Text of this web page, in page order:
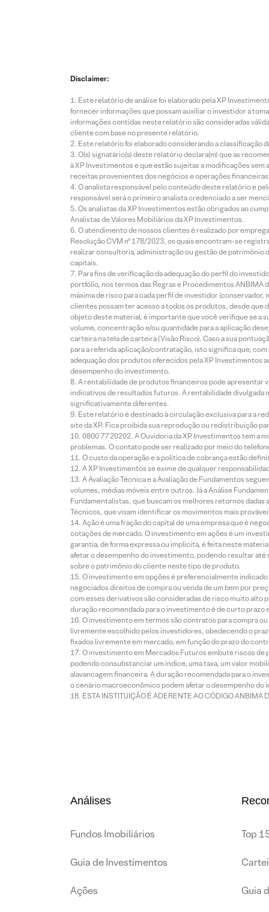
Disclaimer:
Este relatório de análise foi elaborado pela XP
fornecer informações que possam auxiliar o investidor a
informações contidas neste relatório são consideradas
cliente com base no presente relatório.
Este relatório foi elaborado considerando a classificação
O(s) signatário(s) deste relatório declara(m) que as
à XP Investimentos e que estão sujeitas a modificações
receitas provenientes dos negócios e operações
O analista responsável pelo conteúdo deste relatório e
responsável será o primeiro analista credenciado a ser
Os analistas da XP Investimentos estão obrigados ao
Analistas de Valores Mobiliários da XP Investimentos.
O atendimento de nossos clientes é realizado por
Resolução CVM nº 178/2023, os quais encontram-se
realizar consultoria, administração ou gestão de patrimônio
capitais.
Para fins de verificação da adequação do perfil do
portfólio, nos termos das Regras e Procedimentos
máxima de risco para cada perfil de investidor
clientes possam ter acesso a todos os produtos, desde que
objeto deste material, é importante que você verifique se a
volume, concentração e/ou quantidade para a aplicação
carteira na tela de carteira (Visão Risco). Caso a sua
para a referida aplicação/contratação, isto significa que,
adequação dos produtos oferecidos pela XP Investimentos
desempenho do investimento.
A rentabilidade de produtos financeiros pode apresentar
indicativos de resultados futuros. A rentabilidade divulgada
significativamente diferentes.
Este relatório é destinado à circulação exclusiva para a
site da XP. Fica proibida sua reprodução ou redistribuição
0800 77 20202. A Ouvidoria da XP Investimentos tem a
problemas. O contato pode ser realizado por meio do
O custo da operação e a política de cobrança estão
A XP Investimentos se exime de qualquer
A Avaliação Técnica e a Avaliação de Fundamentos
volumes, médias móveis entre outros. Já a Análise
Fundamentalistas, que buscam os melhores retornos
Técnicos, que visam identificar os movimentos mais
Ação é uma fração do capital de uma empresa que é
cotações de mercado. O investimento em ações é um
garantia, de forma expressa ou implícita, é feita neste
afetar o desempenho do investimento, podendo resultar
sobre o patrimônio do cliente neste tipo de produto.
O investimento em opções é preferencialmente
negociados direitos de compra ou venda de um bem por
com esses derivativos são consideradas de risco muito alto
duração recomendada para o investimento é de curto
O investimento em termos são contratos para compra
livremente escolhido pelos investidores, obedecendo o
fixados livremente em mercado, em função do prazo do
O investimento em Mercados Futuros embute riscos
podendo consubstanciar um índice, uma taxa, um valor
alavancagem financeira. A duração recomendada para o
o cenário macroeconômico podem afetar o desempenho do
ESTA INSTITUIÇÃO É ADERENTE AO CÓDIGO ANBIMA
Análises
Fundos Imobiliários
Guia de Investimentos
Ações
Top
Guia